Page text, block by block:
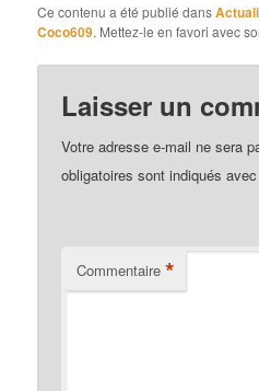
Ce contenu a été publié dans
Coco609. Mettez-le en favori avec
Laisser un
Votre adresse e-mail ne sera
obligatoires sont indiqués
Commentaire *